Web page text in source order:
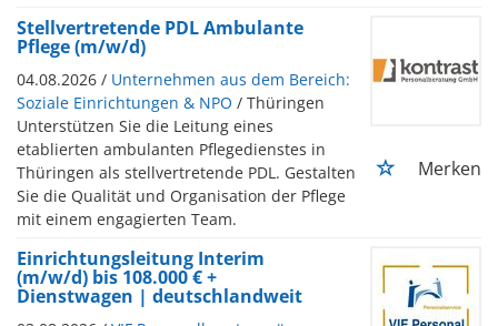
Stellvertretende PDL Ambulante
Pflege (m/w/d)
04.08.2026 / Unternehmen aus dem Bereich:
Soziale Einrichtungen & NPO / Thüringen
Unterstützen Sie die Leitung eines
etablierten ambulanten Pflegedienstes in
Thüringen als stellvertretende PDL. Gestalten
Sie die Qualität und Organisation der Pflege
mit einem engagierten Team.
Merken
Einrichtungsleitung Interim
(m/w/d) bis 108.000 € +
Dienstwagen | deutschlandweit